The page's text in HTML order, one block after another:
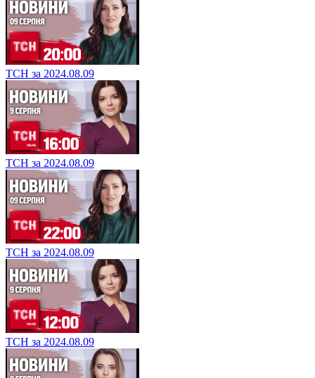
ТСН за 2024.08.09
ТСН за 2024.08.09
ТСН за 2024.08.09
ТСН за 2024.08.09